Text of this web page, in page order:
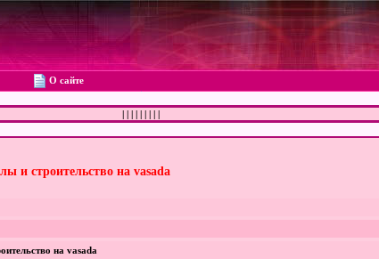
О сайте
| | | | | | | | |
и строительство на vasada
на vasada